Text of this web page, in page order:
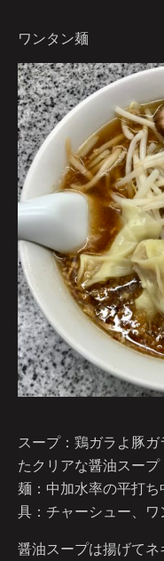
ワンタン麺
スープ：鶏ガラよ豚
たクリアな醤油スープ
麺：中加水率の平打
具：チャーシュー、
醤油スープは揚げて